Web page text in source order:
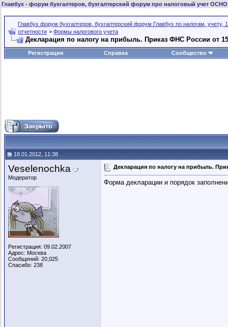
Главбух - форум бухгалтеров, бухгалтерский форум про налоговый учет
Главбух форум бухгалтеров, бухгалтерский форум Главбух по налогам, учету,
отчетности > Формы налогового учета
Декларация по налогу на прибыль. Приказ ФНС России от
Регистрация Справка Сообщество
18.01.2012, 11:38
Veselenochka
Модератор
Регистрация: 09.02.2007
Адрес: Москва
Сообщений: 20,025
Спасибо: 238
Декларация по налогу на прибыль.
Форма декларации и порядок